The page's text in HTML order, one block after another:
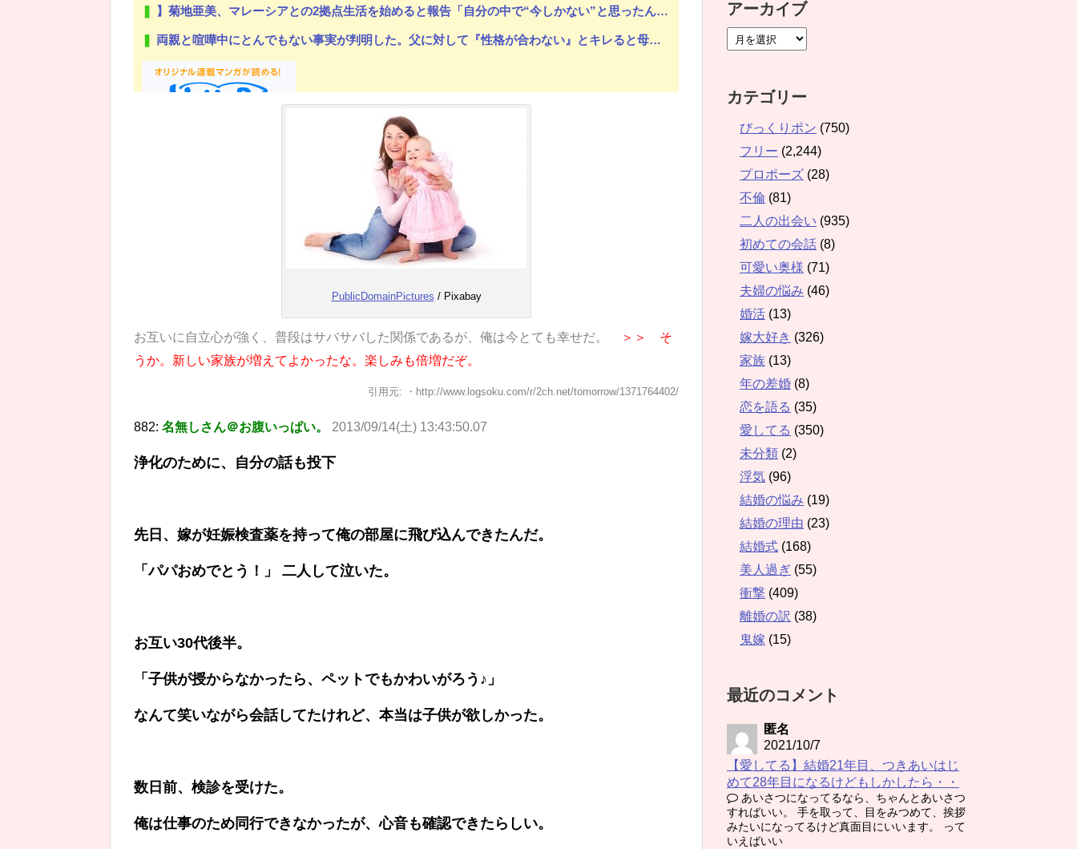
】菊地亜美、マレーシアとの2拠点生活を始めると報告「自分の中で“今しかない”と思ったんです」
両親と喧嘩中にとんでもない事実が判明した。父に対して『性格が合わない』とキレると母が「こう言い出した」
PublicDomainPictures / Pixabay
お互いに自立心が強く、普段はサバサバした関係であるが、俺は今とても幸せだ。
＞＞ そ
うか。新しい家族が増えてよかったな。楽しみも倍増だぞ。
引用元: ・http://www.logsoku.com/r/2ch.net/tomorrow/1371764402/
882: 名無しさん＠お腹いっぱい。 2013/09/14(土) 13:43:50.07
浄化のために、自分の話も投下
先日、嫁が妊娠検査薬を持って俺の部屋に飛び込んできたんだ。
「パパおめでとう！」 二人して泣いた。
お互い30代後半。
「子供が授からなかったら、ペットでもかわいがろう♪」
なんて笑いながら会話してたけれど、本当は子供が欲しかった。
数日前、検診を受けた。
俺は仕事のため同行できなかったが、心音も確認できたらしい。
アーカイブ
カテゴリー
びっくりポン (750)
フリー (2,244)
プロポーズ (28)
不倫 (81)
二人の出会い (935)
初めての会話 (8)
可愛い奥様 (71)
夫婦の悩み (46)
婚活 (13)
嫁大好き (326)
家族 (13)
年の差婚 (8)
恋を語る (35)
愛してる (350)
未分類 (2)
浮気 (96)
結婚の悩み (19)
結婚の理由 (23)
結婚式 (168)
美人過ぎ (55)
衝撃 (409)
離婚の訳 (38)
鬼嫁 (15)
最近のコメント
匿名
2021/10/7
【愛してる】結婚21年目、つきあいはじ
めて28年目になるけどもしかしたら・・
あいさつになってるなら、ちゃんとあいさつ
すればいい。 手を取って、目をみつめて、挨拶
みたいになってるけど真面目にいいます。 って
いえばいい